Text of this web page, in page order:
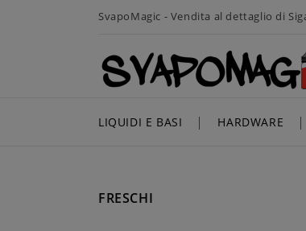
SvapoMagic - Vendita al dettaglio di
LIQUIDI E BASI HARDWARE
FRESCHI